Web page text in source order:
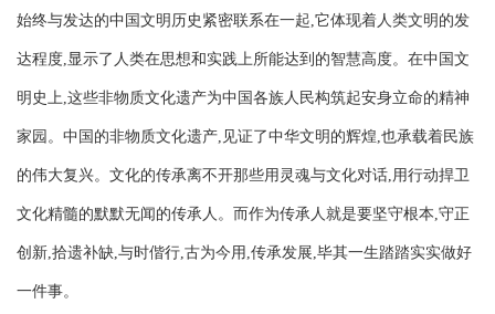
始终与发达的中国文明历史紧密联系在一起,它体现着人类文明的发
达程度,显示了人类在思想和实践上所能达到的智慧高度。在中国文
明史上,这些非物质文化遗产为中国各族人民构筑起安身立命的精神
家园。中国的非物质文化遗产,见证了中华文明的辉煌,也承载着民族
的伟大复兴。文化的传承离不开那些用灵魂与文化对话,用行动捍卫
文化精髓的默默无闻的传承人。而作为传承人就是要坚守根本,守正
创新,拾遗补缺,与时偕行,古为今用,传承发展,毕其一生踏踏实实做好
一件事。